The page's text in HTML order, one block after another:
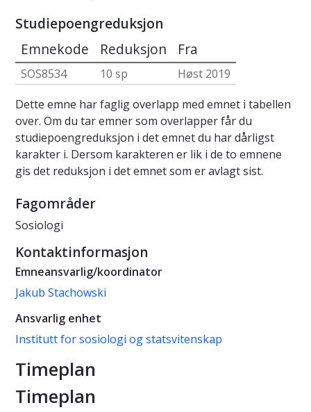
Studiepoengreduksjon
Emnekode Reduksjon Fra
SOS8534 10 sp
Høst 2019
Dette emne har faglig overlapp med emnet i tabellen
over. Om du tar emner som overlapper får du
studiepoengreduksjon i det emnet du har dårligst
karakter i. Dersom karakteren er lik i de to emnene
gis det reduksjon i det emnet som er avlagt sist.
Fagområder
Sosiologi
Kontaktinformasjon
Emneansvarlig/koordinator
Jakub Stachowski
Ansvarlig enhet
Institutt for sosiologi og statsvitenskap
Timeplan
Timeplan